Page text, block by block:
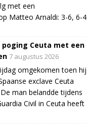
met een
Matteo Arnaldi: 3-6, 6-4
Ceuta met een
7 augustus 2026
omgekomen toen hij
exclave Ceuta
man belandde tijdens
Civil in Ceuta heeft